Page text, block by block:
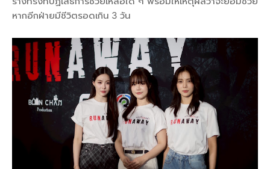
หากอีกฝ่ายมีชีวิตรอดเกิน 3 วัน